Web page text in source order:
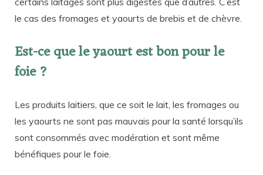
le cas des fromages et yaourts de brebis et de chèvre.
Est-ce que le yaourt est bon pour le
foie ?
Les produits laitiers, que ce soit le lait, les fromages ou
les yaourts ne sont pas mauvais pour la santé lorsqu’ils
sont consommés avec modération et sont même
bénéfiques pour le foie.